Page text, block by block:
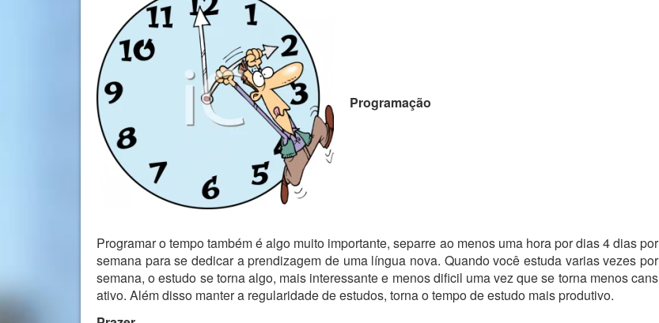
Programação
Programar o tempo também é algo muito importante, separre ao menos uma hora por dias 4 dias por
semana para se dedicar a prendizagem de uma língua nova. Quando você estuda varias vezes por
semana, o estudo se torna algo, mais interessante e menos dificil uma vez que se torna menos cans
ativo. Além disso manter a regularidade de estudos, torna o tempo de estudo mais produtivo.